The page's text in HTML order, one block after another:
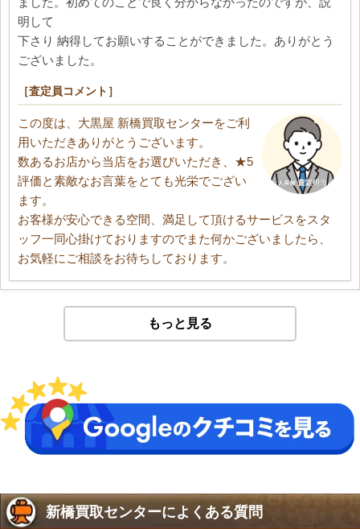
明して
下さり 納得してお願いすることができました。ありがとう
ございました。
［査定員コメント］
この度は、大黒屋 新橋買取センターをご利
用いただきありがとうございます。
数あるお店から当店をお選びいただき、★5
評価と素敵なお言葉をとても光栄でござい
ます。
お客様が安心できる空間、満足して頂けるサービスをスタ
ッフ一同心掛けておりますのでまた何かございましたら、
お気軽にご相談をお待ちしております。
もっと見る
新橋買取センターによくある質問